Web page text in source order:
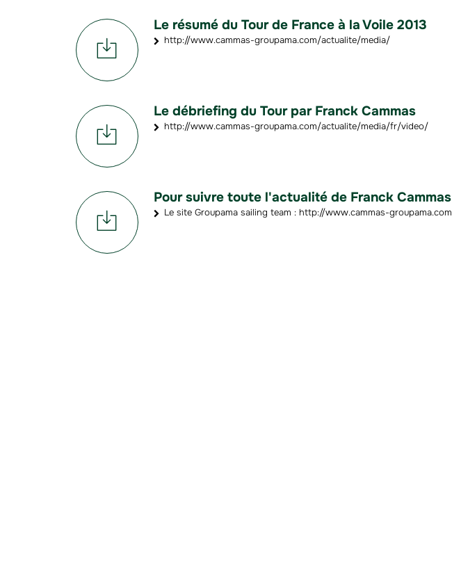
Le résumé du Tour de France à la Voile 2013
http://www.cammas-groupama.com/actualite/media/
Le débriefing du Tour par Franck Cammas
http://www.cammas-groupama.com/actualite/media/fr/video/
Pour suivre toute l'actualité de Franck Cammas
Le site Groupama sailing team : http://www.cammas-groupama.com